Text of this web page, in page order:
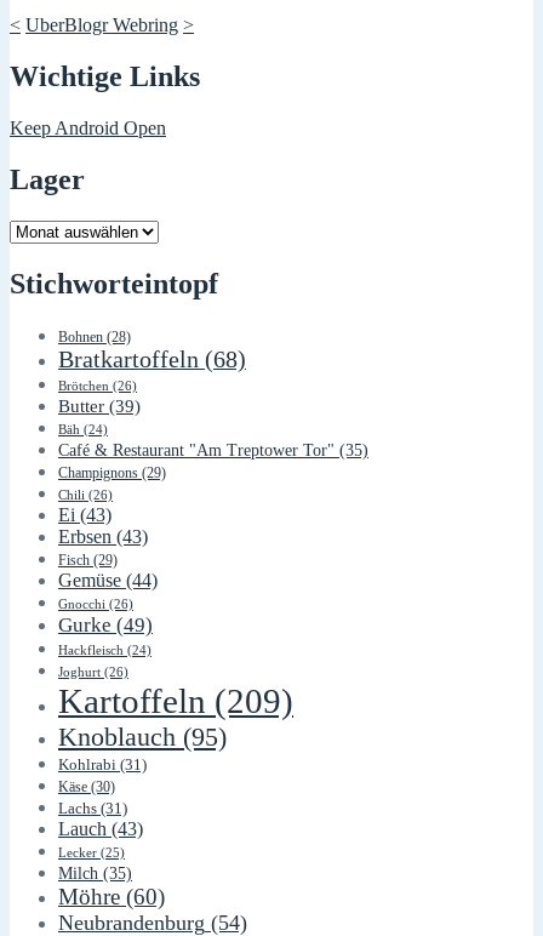
< UberBlogr Webring >
Wichtige Links
Keep Android Open
Lager
Lager
Stichworteintopf
Bohnen (28)
Bratkartoffeln (68)
Brötchen (26)
Butter (39)
Bäh (24)
Café & Restaurant "Am Treptower Tor" (35)
Champignons (29)
Chili (26)
Ei (43)
Erbsen (43)
Fisch (29)
Gemüse (44)
Gnocchi (26)
Gurke (49)
Hackfleisch (24)
Joghurt (26)
Kartoffeln (209)
Knoblauch (95)
Kohlrabi (31)
Käse (30)
Lachs (31)
Lauch (43)
Lecker (25)
Milch (35)
Möhre (60)
Neubrandenburg (54)